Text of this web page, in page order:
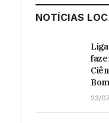
NOTÍCIAS
23/